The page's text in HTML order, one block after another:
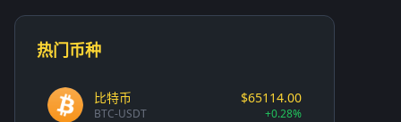
热门币种
比特币
BTC-USDT
$65114.00
+0.28%